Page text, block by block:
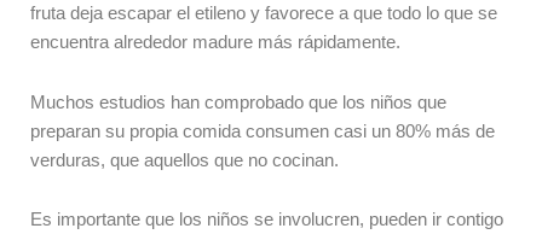
fruta deja escapar el etileno y favorece a que todo lo que se
encuentra alrededor madure más rápidamente.
Muchos estudios han comprobado que los niños que
preparan su propia comida consumen casi un 80% más de
verduras, que aquellos que no cocinan.
Es importante que los niños se involucren, pueden ir contigo